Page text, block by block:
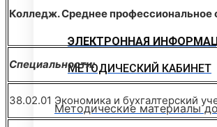
ЭЛЕКТРОННАЯ
МЕТОДИЧЕСКИЙ КАБИНЕТ
Методические материалы
Колледж. Среднее профессиональное
Специальности:
38.02.01 Экономика и бухгалтерский